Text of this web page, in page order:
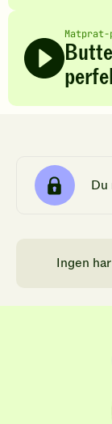
Matprat-
Du
Ingen